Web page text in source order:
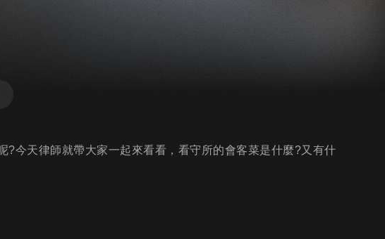
?今天律師就帶大家一起來看看，看守所的會客菜是什麼?又有什